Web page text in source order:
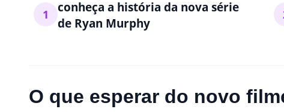
1
conheça a história da nova série
de Ryan Murphy
O que esperar do novo